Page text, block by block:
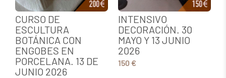
CURSO DE
ESCULTURA
BOTÁNICA CON
ENGOBES EN
PORCELANA. 13 DE
JUNIO 2026
INTENSIVO
DECORACIÓN. 30
MAYO Y 13 JUNIO
2026
150 €